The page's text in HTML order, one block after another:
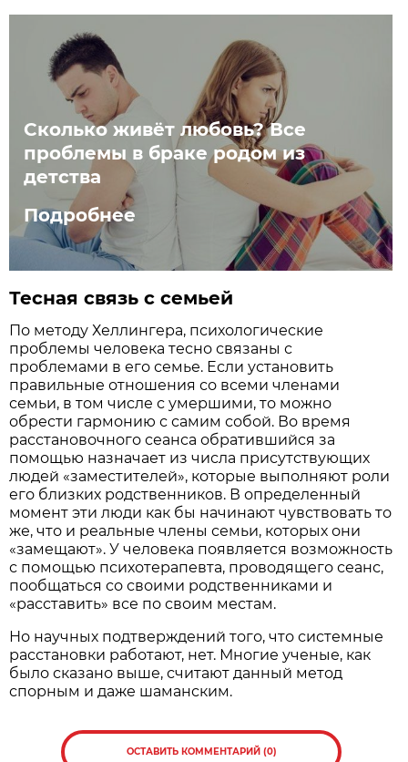
Сколько живёт любовь? Все
проблемы в браке родом из
детства
Подробнее
Тесная связь с семьей
По методу Хеллингера, психологические
проблемы человека тесно связаны с
проблемами в его семье. Если установить
правильные отношения со всеми членами
семьи, в том числе с умершими, то можно
обрести гармонию с самим собой. Во время
расстановочного сеанса обратившийся за
помощью назначает из числа присутствующих
людей «заместителей», которые выполняют роли
его близких родственников. В определенный
момент эти люди как бы начинают чувствовать то
же, что и реальные члены семьи, которых они
«замещают». У человека появляется возможность
с помощью психотерапевта, проводящего сеанс,
пообщаться со своими родственниками и
«расставить» все по своим местам.
Но научных подтверждений того, что системные
расстановки работают, нет. Многие ученые, как
было сказано выше, считают данный метод
спорным и даже шаманским.
ОСТАВИТЬ КОММЕНТАРИЙ (0)